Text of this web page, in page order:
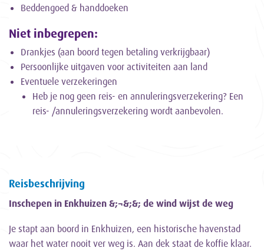
Beddengoed & handdoeken
Niet inbegrepen:
Drankjes (aan boord tegen betaling verkrijgbaar)
Persoonlijke uitgaven voor activiteiten aan land
Eventuele verzekeringen
Heb je nog geen reis- en annuleringsverzekering? Een
reis- /annuleringsverzekering wordt aanbevolen.
Reisbeschrijving
Inschepen in Enkhuizen &;¬&;&; de wind wijst de weg
Je stapt aan boord in Enkhuizen, een historische havenstad
waar het water nooit ver weg is. Aan dek staat de koffie klaar.